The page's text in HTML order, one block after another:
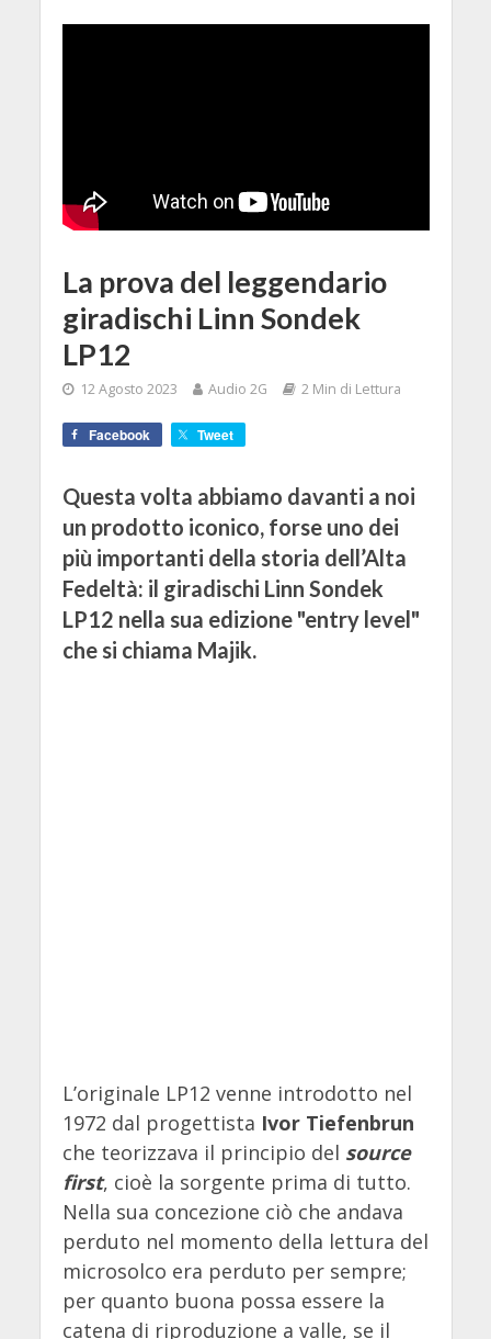
La prova del leggendario
giradischi Linn Sondek
LP12
12 Agosto 2023 Audio 2G 2 Min di Lettura
Facebook Tweet
Questa volta abbiamo davanti a noi
un prodotto iconico, forse uno dei
più importanti della storia dell’Alta
Fedeltà: il giradischi Linn Sondek
LP12 nella sua edizione "entry level"
che si chiama Majik.
L’originale LP12 venne introdotto nel
1972 dal progettista Ivor Tiefenbrun
che teorizzava il principio del source
first, cioè la sorgente prima di tutto.
Nella sua concezione ciò che andava
perduto nel momento della lettura del
microsolco era perduto per sempre;
per quanto buona possa essere la
catena di riproduzione a valle, se il